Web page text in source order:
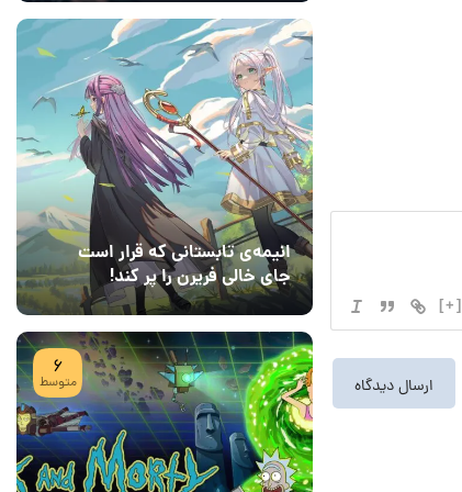
[+]
انیمه‌ی تابستانی که قرار است
جای خالی فریرن را پر کند!
08 مرداد 1405
6
متوسط